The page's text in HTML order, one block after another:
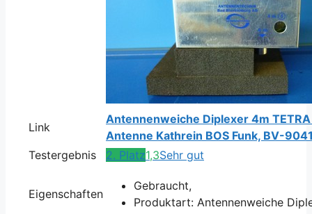
Link
Antennenweiche Diplexer 4m
Antenne Kathrein BOS Funk, BV-
Testergebnis
2. Platz1,3Sehr gut
Eigenschaften
Gebraucht,
Produktart: Antennenweiche